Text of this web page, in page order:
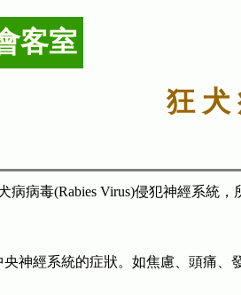
客室
狂 犬
病病毒(Rabies Virus)侵犯神經系統
神經系統的症狀。如焦慮、頭痛、